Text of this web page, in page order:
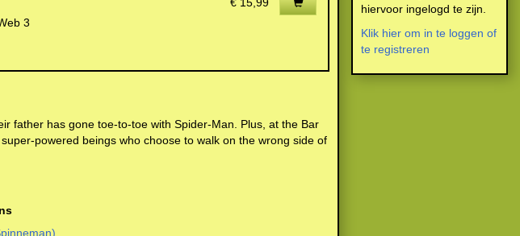
3
father has gone toe-to-toe with Spider-Man. Plus, at the Bar
powered beings who choose to walk on the wrong side of
hiervoor ingelogd te zijn.
Klik hier om in te loggen of
te registreren